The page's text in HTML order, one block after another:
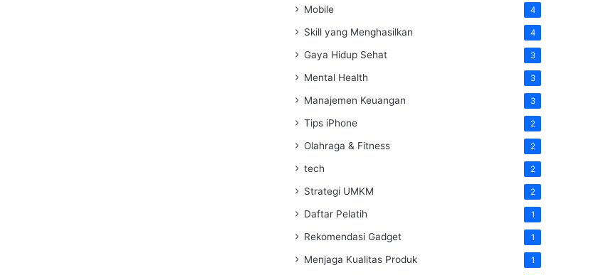
Mobile 4
Skill yang Menghasilkan 4
Gaya Hidup Sehat 3
Mental Health 3
Manajemen Keuangan 3
Tips iPhone 2
Olahraga & Fitness 2
tech 2
Strategi UMKM 2
Daftar Pelatih 1
Rekomendasi Gadget 1
Menjaga Kualitas Produk 1